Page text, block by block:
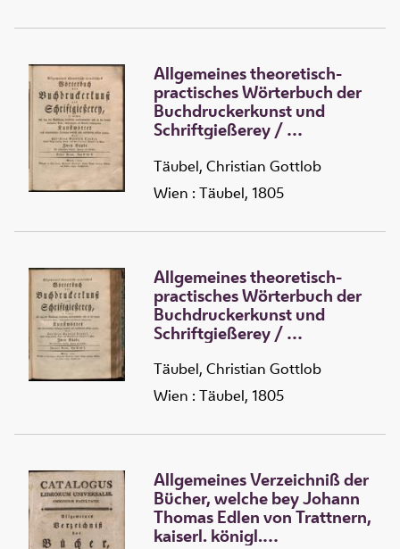
Allgemeines theoretisch-
practisches Wörterbuch der
Buchdruckerkunst und
Schriftgießerey/
Täubel, Christian Gottlob
Wien : Täubel, 1805
Allgemeines theoretisch-
practisches Wörterbuch der
Buchdruckerkunst und
Schriftgießerey/
Täubel, Christian Gottlob
Wien : Täubel, 1805
Allgemeines Verzeichniß der
Bücher, welche bey Johann
Thomas Edlen von Trattnern,
kaiserl. königl.